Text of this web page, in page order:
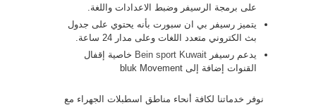
على برمجة الرسيفر وضبط الاعدادات واللغة.
يتميز رسيفر بي ان سبورت بأنه يحتوي على جدول
بث الكتروني متعدد اللغات وعلى مدار 24 ساعة.
يدعم رسيفر Bein sport Kuwait خاصية إقفال
القنوات إضافة إلى bluk Movement
نوفر خدماتنا لكافة أنحاء مناطق اسطبلات الجهراء مع